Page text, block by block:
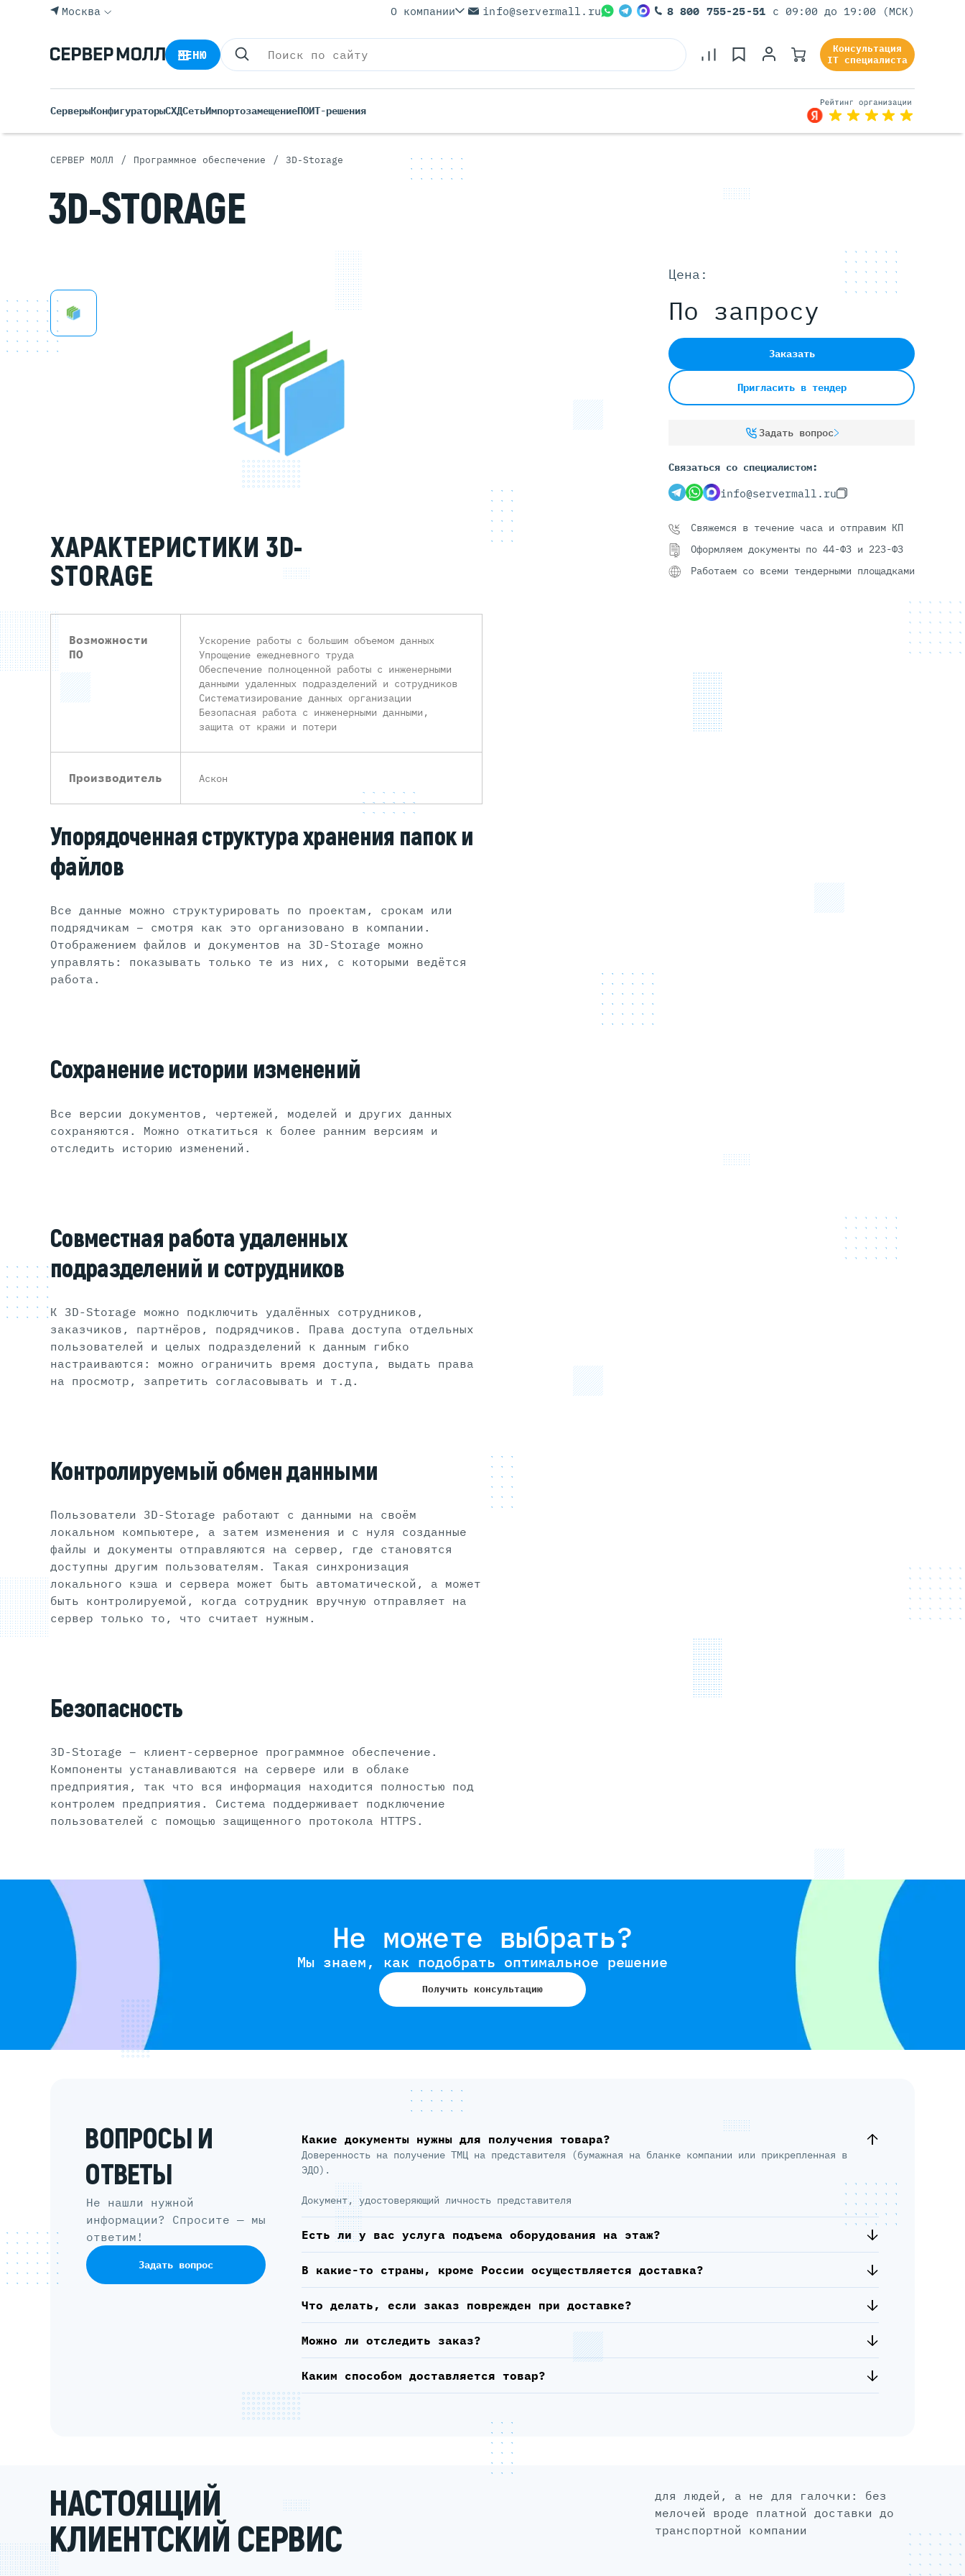
Б/У Серверы (Refurbished)
Blade Серверы
Серверы Для 1С
Серверы Для Видеонаблюдения
Серверы Для ИИ
Серверы DELL
DELL G15
DELL G14
HPE Gen10 Plus
Серверы С GPU
С GPU Huawei Ascend
С 4 GPU
С 8 GPU
Москва О компании info@servermall.ru 8 800 755-25-51 с 09:00 до 19:00 (МСК)
МЕНЮ
Консультация
IT специалиста
СерверыКонфигураторыСХДСетьИмпортозамещениеПОИТ-решения
СЕРВЕР МОЛЛ / Программное обеспечение / 3D-Storage
3D-STORAGE
ХАРАКТЕРИСТИКИ 3D-
STORAGE
Возможности
ПО
Ускорение работы с большим объемом данных
Упрощение ежедневного труда
Обеспечение полноценной работы с инженерными
данными удаленных подразделений и сотрудников
Систематизирование данных организации
Безопасная работа с инженерными данными,
защита от кражи и потери
Производитель Аскон
Упорядоченная структура хранения папок и
файлов
Все данные можно структурировать по проектам, срокам или
подрядчикам – смотря как это организовано в компании.
Отображением файлов и документов на 3D-Storage можно
управлять: показывать только те из них, с которыми ведётся
работа.
Сохранение истории изменений
Все версии документов, чертежей, моделей и других данных
сохраняются. Можно откатиться к более ранним версиям и
отследить историю изменений.
Совместная работа удаленных
подразделений и сотрудников
К 3D-Storage можно подключить удалённых сотрудников,
заказчиков, партнёров, подрядчиков. Права доступа отдельных
пользователей и целых подразделений к данным гибко
настраиваются: можно ограничить время доступа, выдать права
на просмотр, запретить согласовывать и т.д.
Контролируемый обмен данными
Пользователи 3D-Storage работают с данными на своём
локальном компьютере, а затем изменения и с нуля созданные
файлы и документы отправляются на сервер, где становятся
доступны другим пользователям. Такая синхронизация
локального кэша и сервера может быть автоматической, а может
быть контролируемой, когда сотрудник вручную отправляет на
сервер только то, что считает нужным.
Безопасность
3D-Storage – клиент-серверное программное обеспечение.
Компоненты устанавливаются на сервере или в облаке
предприятия, так что вся информация находится полностью под
контролем предприятия. Система поддерживает подключение
пользователей с помощью защищенного протокола HTTPS.
Цена:
По запросу
Заказать
Пригласить в тендер
Задать вопрос
Связаться со специалистом:
info@servermall.ru
Свяжемся в течение часа и отправим КП
Оформляем документы по 44-ФЗ и 223-ФЗ
Работаем со всеми тендерными площадками
Не можете выбрать?
Мы знаем, как подобрать оптимальное решение
Получить консультацию
ВОПРОСЫ И
ОТВЕТЫ
Не нашли нужной
информации? Спросите — мы
ответим!
Задать вопрос
Какие документы нужны для получения товара?
Доверенность на получение ТМЦ на представителя (бумажная на бланке компании или прикрепленная в
ЭДО).
Документ, удостоверяющий личность представителя
Есть ли у вас услуга подъема оборудования на этаж?
В какие-то страны, кроме России осуществляется доставка?
Что делать, если заказ поврежден при доставке?
Можно ли отследить заказ?
Каким способом доставляется товар?
НАСТОЯЩИЙ
КЛИЕНТСКИЙ СЕРВИС
для людей, а не для галочки: без
мелочей вроде платной доставки до
транспортной компании